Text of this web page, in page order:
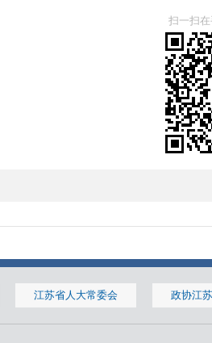
扫一扫
江苏省人大常委会 政协江